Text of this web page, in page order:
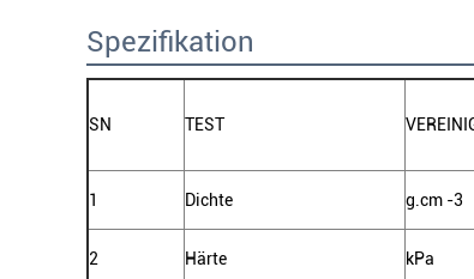
Spezifikation
SN TEST
1 Dichte g.cm -3
2 Härte kPa